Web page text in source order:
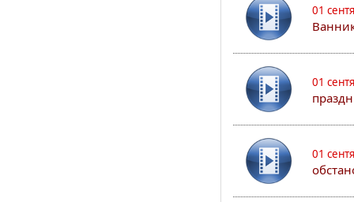
01
01
01